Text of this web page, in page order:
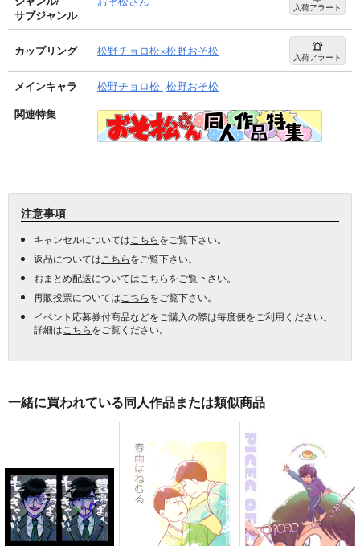
サブジャンル
入荷アラート
カップリング 松野チョロ松×松野おそ松 入荷アラート
メインキャラ 松野チョロ松 松野おそ松
関連特集
注意事項
キャンセルについては こちらをご覧下さい。
返品については こちらをご覧下さい。
おまとめ配送については こちらをご覧下さい。
再販投票については こちらをご覧下さい。
イベント応募券付商品などをご購入の際は毎度便をご利用ください。
詳細は こちらをご覧ください。
一緒に買われている同人作品または類似商品